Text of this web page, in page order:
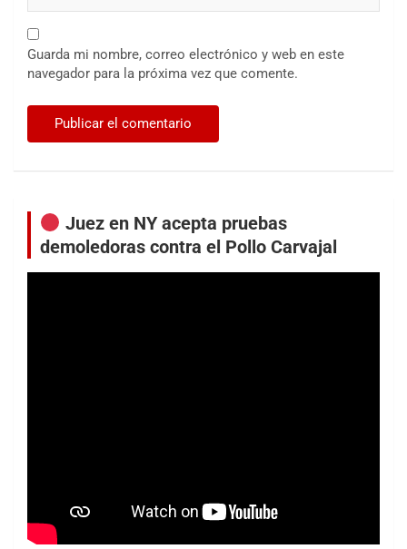
Guarda mi nombre, correo electrónico y web en este
navegador para la próxima vez que comente.
Juez en NY acepta pruebas
demoledoras contra el Pollo Carvajal